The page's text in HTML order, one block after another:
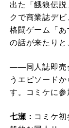
出た「餓狼伝
クで商業誌デ
格闘ゲーム「
の話が来たりと
――同人誌即売
うエピソード
す。コミケに参
七瀬： コミケ